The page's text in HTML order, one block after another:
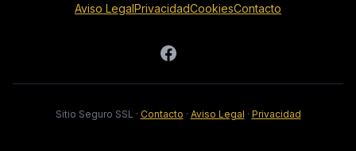
Aviso LegalPrivacidadCookiesContacto
Sitio Seguro SSL · Contacto · Aviso Legal · Privacidad